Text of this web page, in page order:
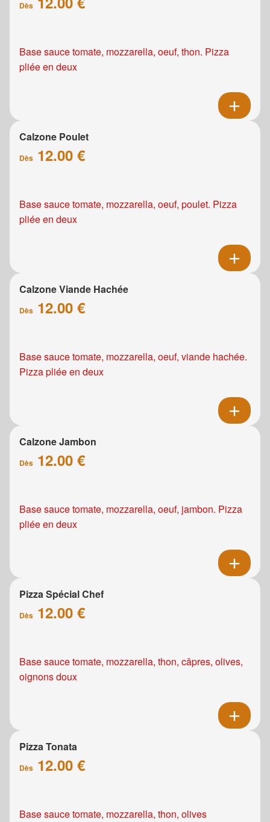
Dès
Base sauce tomate, mozzarella, oeuf, thon. Pizza
pliée en deux
Calzone Poulet
Dès 12.00 €
Base sauce tomate, mozzarella, oeuf, poulet. Pizza
pliée en deux
Calzone Viande Hachée
Dès 12.00 €
Base sauce tomate, mozzarella, oeuf, viande hachée.
Pizza pliée en deux
Calzone Jambon
Dès 12.00 €
Base sauce tomate, mozzarella, oeuf, jambon. Pizza
pliée en deux
Pizza Spécial Chef
Dès 12.00 €
Base sauce tomate, mozzarella, thon, câpres, olives,
oignons doux
Pizza Tonata
Dès 12.00 €
Base sauce tomate, mozzarella, thon, olives